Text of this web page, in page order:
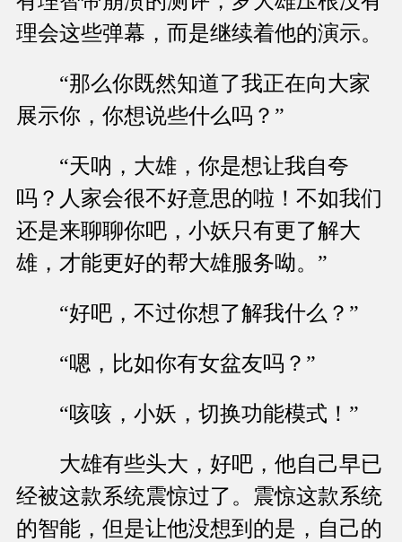
理会这些弹幕，而是继续着他的演示。
“那么你既然知道了我正在向大家
展示你，你想说些什么吗？”
“天呐，大雄，你是想让我自夸
吗？人家会很不好意思的啦！不如我们
还是来聊聊你吧，小妖只有更了解大
雄，才能更好的帮大雄服务呦。”
“好吧，不过你想了解我什么？”
“嗯，比如你有女盆友吗？”
“咳咳，小妖，切换功能模式！”
大雄有些头大，好吧，他自己早已
经被这款系统震惊过了。震惊这款系统
的智能，但是让他没想到的是，自己的